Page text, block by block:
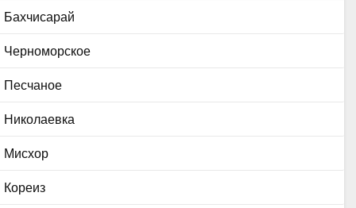
Бахчисарай
Черноморское
Песчаное
Николаевка
Мисхор
Кореиз